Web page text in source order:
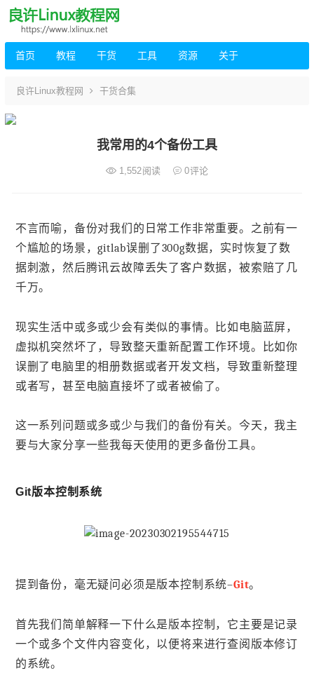
首页 教程 干货 工具 资源 关于
良许Linux教程网 干货合集
我常用的4个备份工具
1,552阅读 0评论
不言而喻，备份对我们的日常工作非常重要。之前有一
个尴尬的场景，gitlab误删了300g数据，实时恢复了数
据刺激，然后腾讯云故障丢失了客户数据，被索赔了几
千万。
现实生活中或多或少会有类似的事情。比如电脑蓝屏，
虚拟机突然坏了，导致整天重新配置工作环境。比如你
误删了电脑里的相册数据或者开发文档，导致重新整理
或者写，甚至电脑直接坏了或者被偷了。
这一系列问题或多或少与我们的备份有关。今天，我主
要与大家分享一些我每天使用的更多备份工具。
Git版本控制系统
提到备份，毫无疑问必须是版本控制系统–Git。
首先我们简单解释一下什么是版本控制，它主要是记录
一个或多个文件内容变化，以便将来进行查阅版本修订
的系统。